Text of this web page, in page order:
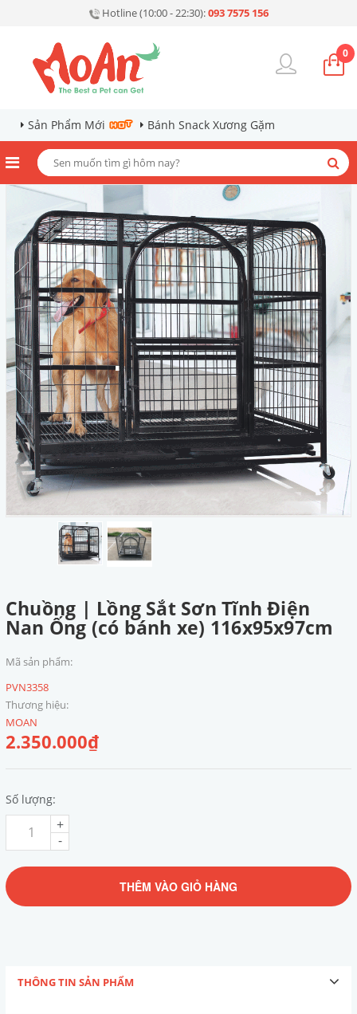
Hotline (10:00 - 22:30):093 7575 156
0
Sản Phẩm Mới Bánh Snack Xương Gặm
Chuồng | Lồng Sắt Sơn Tĩnh Điện
Nan Ống (có bánh xe) 116x95x97cm
Mã sản phẩm:
PVN3358
Thương hiệu:
MOAN
2.350.000₫
Số lượng:
-
+
THÊM VÀO GIỎ HÀNG
THÔNG TIN SẢN PHẨM